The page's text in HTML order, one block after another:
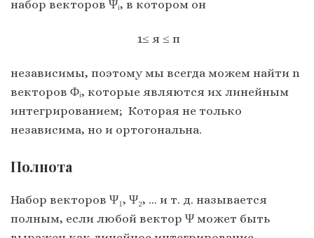
набор векторов Ψᵢ, в котором он
1≤ я ≤ п
независимы, поэтому мы всегда можем найти n
векторов Φᵢ, которые являются их линейным
интегрированием; Которая не только
независима, но и ортогональна.
Полнота
Набор векторов Ψ₁, Ψ₂, … и т. д. называется
полным, если любой вектор Ψ может быть